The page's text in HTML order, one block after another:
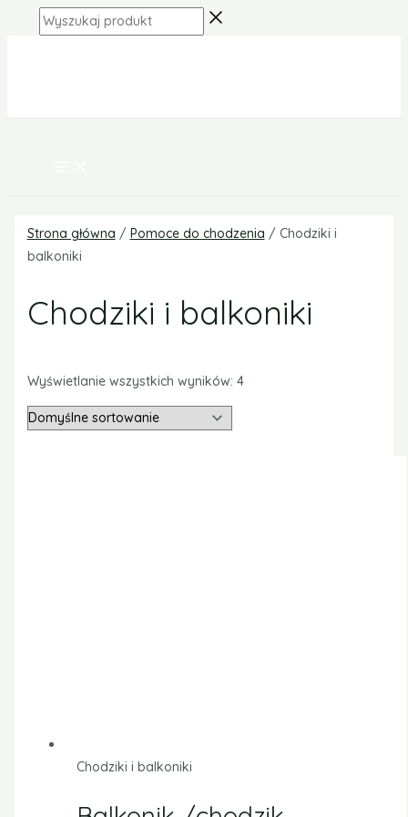
Wyszukaj
produkt
MENU
Strona główna / Pomoce do chodzenia / Chodziki i
balkoniki
Chodziki i balkoniki
Wyświetlanie wszystkich wyników: 4
Chodziki i balkoniki